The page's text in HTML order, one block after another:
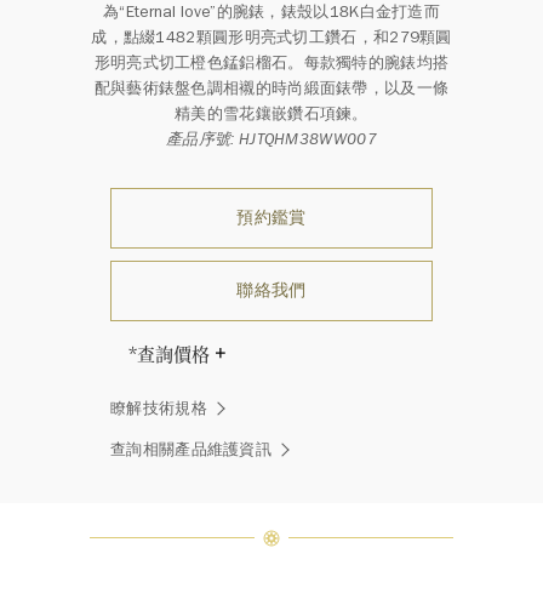
為“Eternal love”的腕錶，錶殼以18K白金打造而
成，點綴1482顆圓形明亮式切工鑽石，和279顆圓
形明亮式切工橙色錳鋁榴石。每款獨特的腕錶均搭
配與藝術錶盤色調相襯的時尚緞面錶帶，以及一條
精美的雪花鑲嵌鑽石項鍊。
產品序號: HJTQHM38WW007
預約鑑賞
聯絡我們
*查詢價格
兩顆相同的鑽石。」 海瑞溫斯頓的每
一件高級珠寶作品也是如此：每個寶
石皆與眾不同而採用獨特鑲嵌方式，
瞭解技術規格
查詢相關產品維護資訊